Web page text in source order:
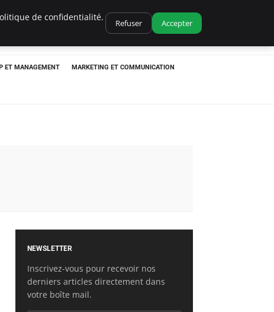
ET MANAGEMENT MARKETING ET COMMUNICATION
NEWSLETTER
Inscrivez-vous pour recevoir nos
derniers articles directement dans
votre boîte mail.
de confidentialité.
Refuser Accepter